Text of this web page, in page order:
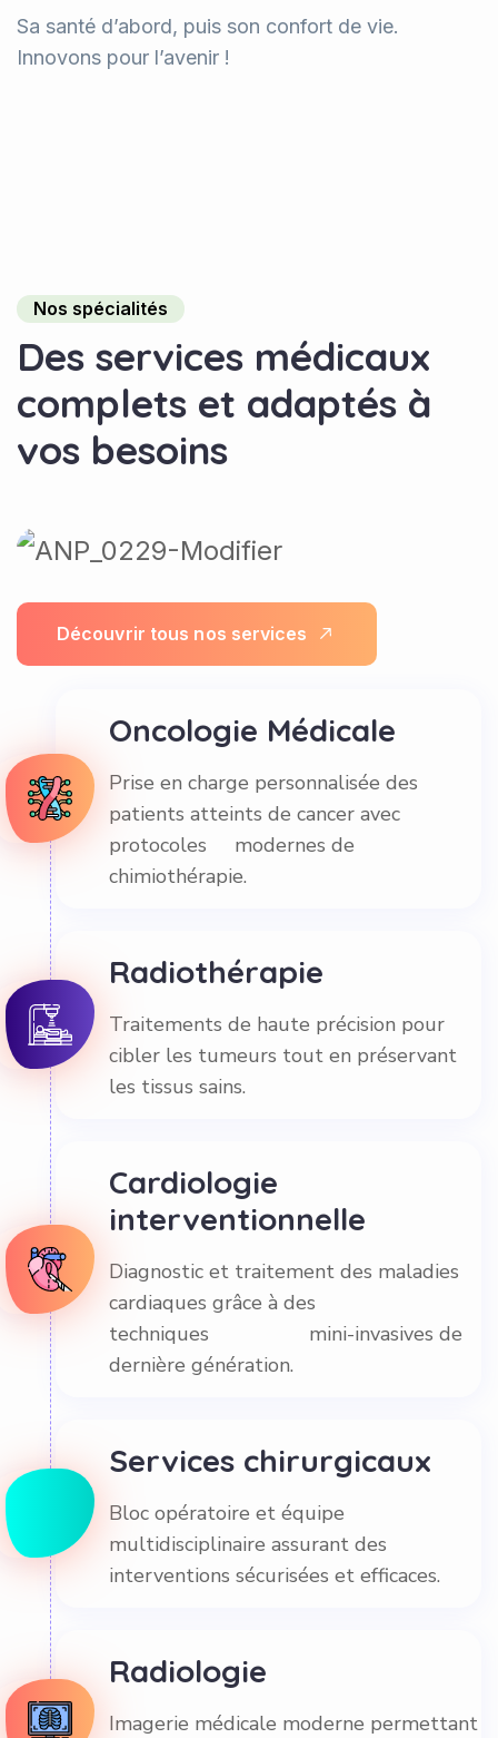
Sa santé d’abord, puis son confort de vie.
Innovons pour l’avenir !
Nos spécialités
Des services médicaux
complets et adaptés à
vos besoins
Découvrir tous nos services
Oncologie Médicale
Prise en charge personnalisée des
patients atteints de cancer avec
protocoles modernes de
chimiothérapie.
Radiothérapie
Traitements de haute précision pour
cibler les tumeurs tout en préservant
les tissus sains.
Cardiologie
interventionnelle
Diagnostic et traitement des maladies
cardiaques grâce à des
techniques mini-invasives de
dernière génération.
Services chirurgicaux
Bloc opératoire et équipe
multidisciplinaire assurant des
interventions sécurisées et efficaces.
Radiologie
Imagerie médicale moderne permettant